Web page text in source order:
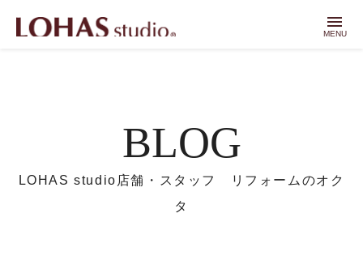
menu
MENU
BLOG
LOHAS studio店舗・スタッフ リフォームのオク
タ